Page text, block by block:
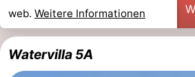
Blankenberge
-
Wenduine
Wetter
Kontakt
web. Weitere Informationen
Watervilla 5A